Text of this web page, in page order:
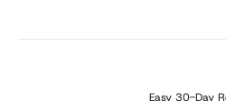
Easy 30-Day